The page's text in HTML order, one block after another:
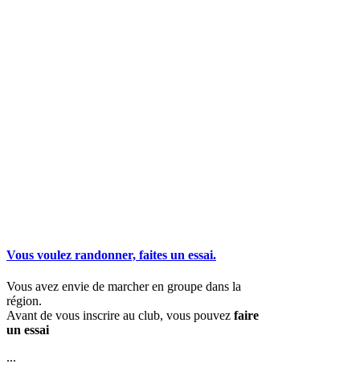
Vous voulez randonner, faites un essai.
Vous avez envie de marcher en groupe dans la
région.
Avant de vous inscrire au club, vous pouvez faire
un essai
...